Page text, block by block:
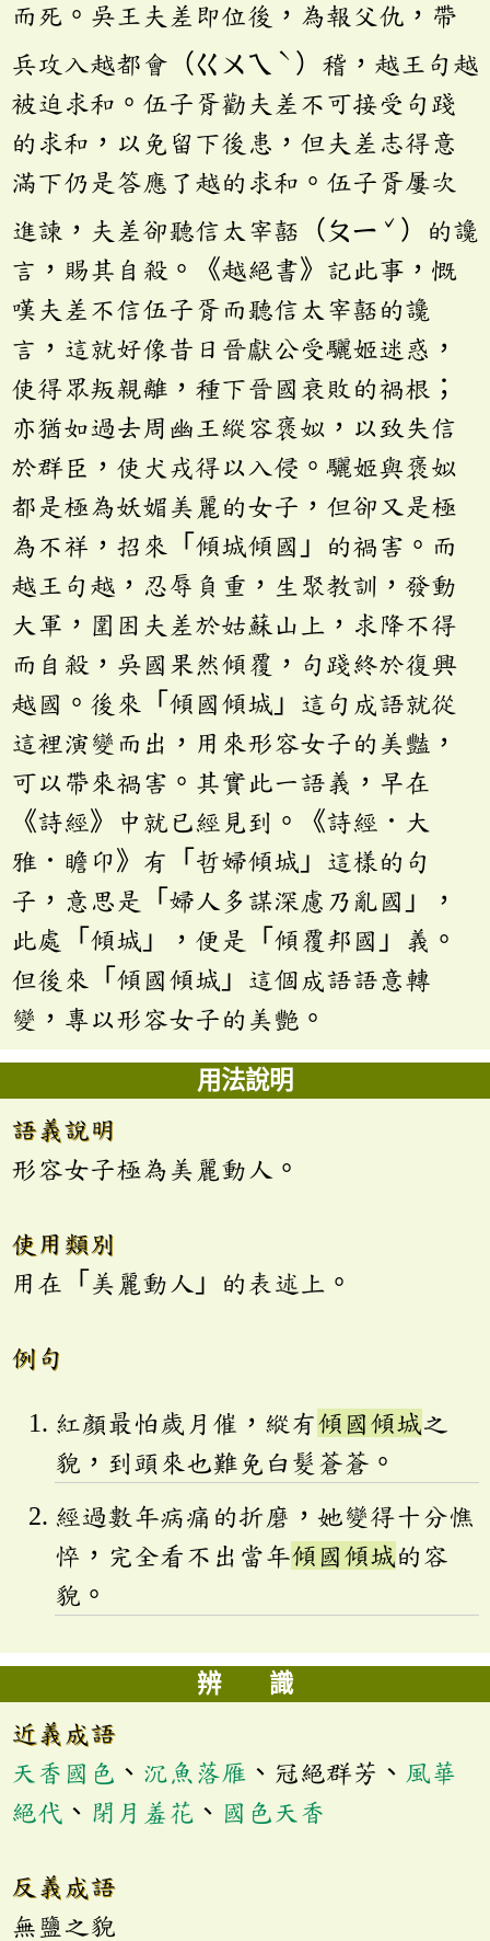
而死。吳王夫差即位後，為報父仇，帶
兵攻入越都會（ㄍㄨㄟ ˋ ）稽，越王句越
被迫求和。伍子胥勸夫差不可接受句踐
的求和，以免留下後患，但夫差志得意
滿下仍是答應了越的求和。伍子胥屢次
進諫，夫差卻聽信太宰嚭（ㄆㄧ ˇ ）的讒
言，賜其自殺。《越絕書》記此事，慨
嘆夫差不信伍子胥而聽信太宰嚭的讒
言，這就好像昔日晉獻公受驪姬迷惑，
使得眾叛親離，種下晉國衰敗的禍根；
亦猶如過去周幽王縱容褒姒，以致失信
於群臣，使犬戎得以入侵。驪姬與褒姒
都是極為妖媚美麗的女子，但卻又是極
為不祥，招來「傾城傾國」的禍害。而
越王句越，忍辱負重，生聚教訓，發動
大軍，圍困夫差於姑蘇山上，求降不得
而自殺，吳國果然傾覆，句踐終於復興
越國。後來「傾國傾城」這句成語就從
這裡演變而出，用來形容女子的美豔，
可以帶來禍害。其實此一語義，早在
《詩經》中就已經見到。《詩經．大
雅．瞻卬》有「哲婦傾城」這樣的句
子，意思是「婦人多謀深慮乃亂國」，
此處「傾城」，便是「傾覆邦國」義。
但後來「傾國傾城」這個成語語意轉
變，專以形容女子的美艷。
用法說明
語義說明
形容女子極為美麗動人。
使用類別
用在「美麗動人」的表述上。
例句
紅顏最怕歲月催，縱有傾國傾城之
貌，到頭來也難免白髮蒼蒼。
經過數年病痛的折磨，她變得十分憔
悴，完全看不出當年傾國傾城的容
貌。
辨 識
近義成語
天香國色 、 沉魚落雁 、冠絕群芳、 風華
絕代 、 閉月羞花 、 國色天香
反義成語
無鹽之貌